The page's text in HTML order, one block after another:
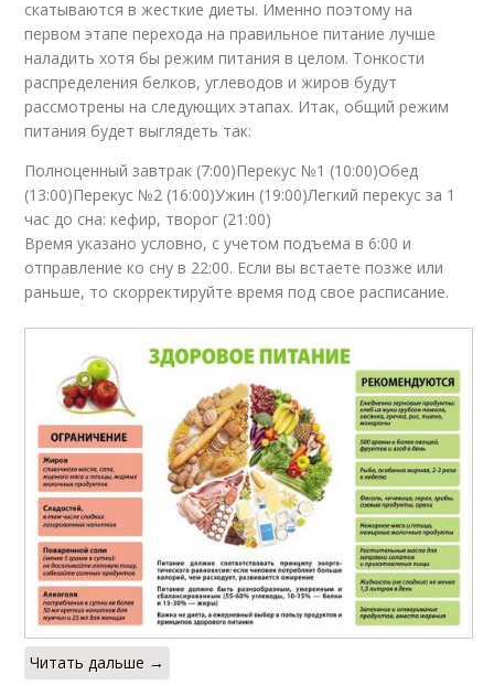
скатываются в жесткие диеты. Именно поэтому на
первом этапе перехода на правильное питание лучше
наладить хотя бы режим питания в целом. Тонкости
распределения белков, углеводов и жиров будут
рассмотрены на следующих этапах. Итак, общий режим
питания будет выглядеть так:
Полноценный завтрак (7:00)Перекус №1 (10:00)Обед
(13:00)Перекус №2 (16:00)Ужин (19:00)Легкий перекус за 1
час до сна: кефир, творог (21:00)
Время указано условно, с учетом подъема в 6:00 и
отправление ко сну в 22:00. Если вы встаете позже или
раньше, то скорректируйте время под свое расписание.
Читать дальше →